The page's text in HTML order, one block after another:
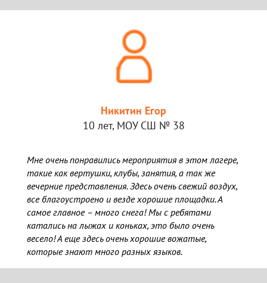
Никитин Егор
10 лет, МОУ СШ № 38
Мне очень понравились мероприятия в этом лагере,
такие как вертушки, клубы, занятия, а так же
вечерние представления. Здесь очень свежий воздух,
все благоустроено и везде хорошие площадки. А
самое главное – много снега! Мы с ребятами
катались на лыжах и коньках, это было очень
весело! А еще здесь очень хорошие вожатые,
которые знают много разных языков.